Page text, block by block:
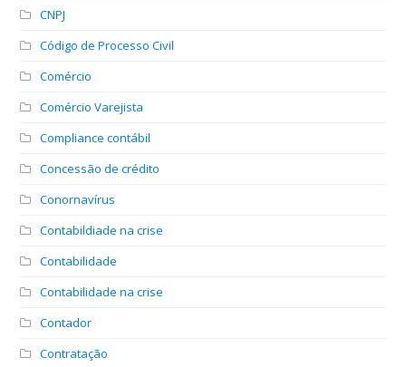
CNPJ
Código de Processo Civil
Comércio
Comércio Varejista
Compliance contábil
Concessão de crédito
Conornavírus
Contabildiade na crise
Contabilidade
Contabilidade na crise
Contador
Contratação